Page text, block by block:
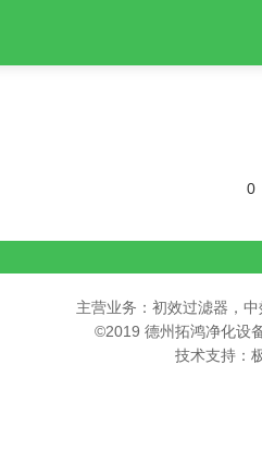
0
主营业务：初效过滤器，
©2019 德州拓鸿净化设
技术支持：